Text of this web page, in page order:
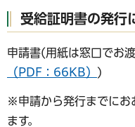
受給証明書の発行
申請書(用紙は窓口でお
（PDF：66KB）
)
※申請から発行までにお
ます。